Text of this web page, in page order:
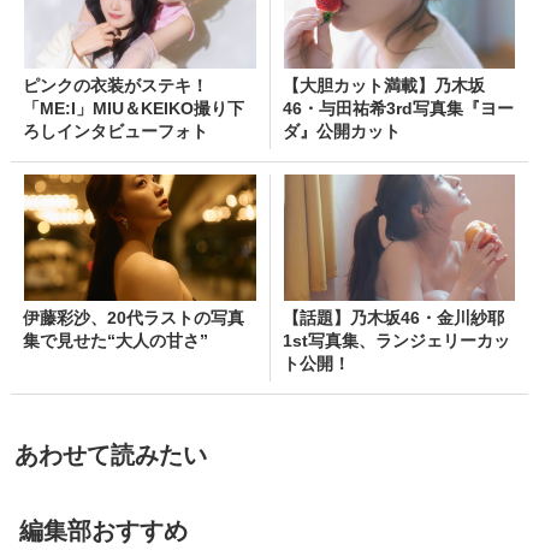
ピンクの衣装がステキ！
「ME:I」MIU＆KEIKO撮り下
ろしインタビューフォト
【大胆カット満載】乃木坂
46・与田祐希3rd写真集『ヨー
ダ』公開カット
伊藤彩沙、20代ラストの写真
集で見せた“大人の甘さ”
【話題】乃木坂46・金川紗耶
1st写真集、ランジェリーカッ
ト公開！
あわせて読みたい
編集部おすすめ